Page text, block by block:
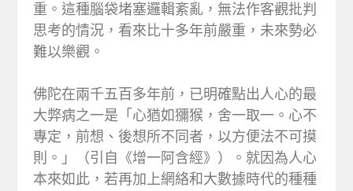
重。這種腦袋堵塞邏輯紊亂，無法作客觀批判
思考的情況，看來比十多年前嚴重，未來勢必
難以樂觀。
佛陀在兩千五百多年前，已明確點出人心的最
大弊病之一是「心猶如獼猴，舍一取一。心不
專定，前想、後想所不同者，以方便法不可摸
則。」（引自《增一阿含經》）。就因為人心
本來如此，若再加上網絡和大數據時代的種種